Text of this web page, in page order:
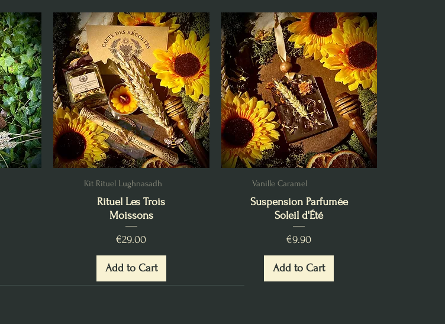
Kit Rituel Lughnasadh
Rituel Les Trois
Moissons
Price
€29.00
Add to Cart
Vanille Caramel
Suspension Parfumée
Soleil d'Été
Price
€9.90
Add to Cart